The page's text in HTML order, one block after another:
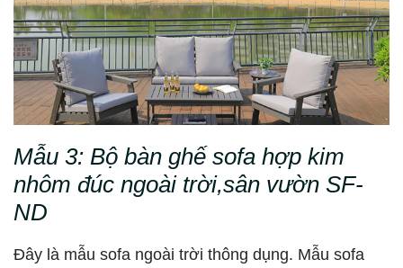
Mẫu 3: Bộ bàn ghế sofa hợp kim
nhôm đúc ngoài trời,sân vườn SF-
ND
Đây là mẫu sofa ngoài trời thông dụng. Mẫu sofa